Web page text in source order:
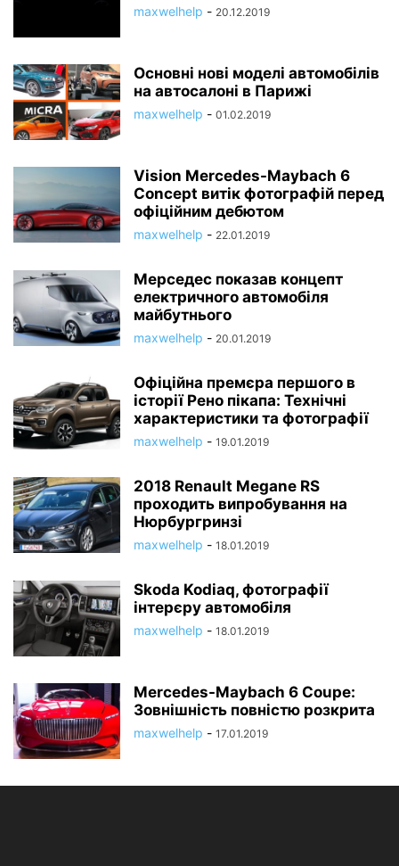
maxwelhelp - 20.12.2019
Основні нові моделі автомобілів
на автосалоні в Парижі
maxwelhelp - 01.02.2019
Vision Mercedes-Maybach 6
Concept витік фотографій перед
офіційним дебютом
maxwelhelp - 22.01.2019
Мерседес показав концепт
електричного автомобіля
майбутнього
maxwelhelp - 20.01.2019
Офіційна премєра першого в
історії Рено пікапа: Технічні
характеристики та фотографії
maxwelhelp - 19.01.2019
2018 Renault Megane RS
проходить випробування на
Нюрбургринзі
maxwelhelp - 18.01.2019
Skoda Kodiaq, фотографії
інтерєру автомобіля
maxwelhelp - 18.01.2019
Mercedes-Maybach 6 Coupe:
Зовнішність повністю розкрита
maxwelhelp - 17.01.2019